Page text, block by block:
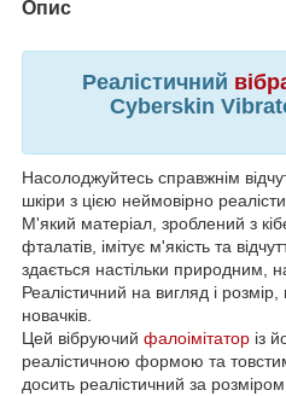
Опис
Реалістичний
Cyberskin
Насолоджуйтесь справжнім
шкіри з цією неймовірно
М'який матеріал, зроблений з
фталатів, імітує м'якість та
здається настільки природним,
Реалістичний на вигляд і
новачків.
Цей вібруючий фалоімітатор із
реалістичною формою та
досить реалістичний за